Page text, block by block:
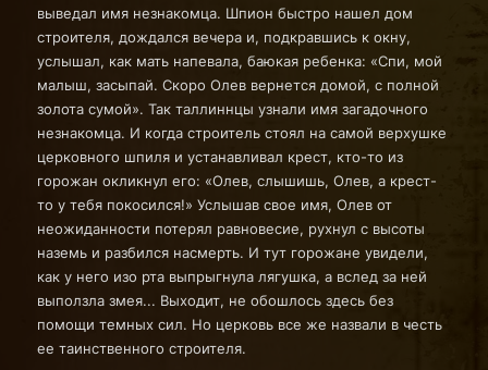
выведал имя незнакомца. Шпион быстро нашел дом
строителя, дождался вечера и, подкравшись к окну,
услышал, как мать напевала, баюкая ребенка: «Спи, мой
малыш, засыпай. Скоро Олев вернется домой, с полной
золота сумой». Так таллиннцы узнали имя загадочного
незнакомца. И когда строитель стоял на самой верхушке
церковного шпиля и устанавливал крест, кто-то из
горожан окликнул его: «Олев, слышишь, Олев, а крест-
то у тебя покосился!» Услышав свое имя, Олев от
неожиданности потерял равновесие, рухнул с высоты
наземь и разбился насмерть. И тут горожане увидели,
как у него изо рта выпрыгнула лягушка, а вслед за ней
выползла змея... Выходит, не обошлось здесь без
помощи темных сил. Но церковь все же назвали в честь
ее таинственного строителя.